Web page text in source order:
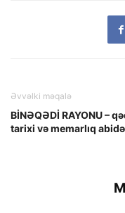
Əvvəlki məqalə
BİNƏQƏDİ RAYONU –
tarixi və memarlıq